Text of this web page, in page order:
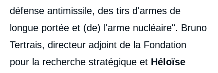
défense antimissile, des tirs d'armes de
longue portée et (de) l'arme nucléaire". Bruno
Tertrais, directeur adjoint de la Fondation
pour la recherche stratégique et Héloïse